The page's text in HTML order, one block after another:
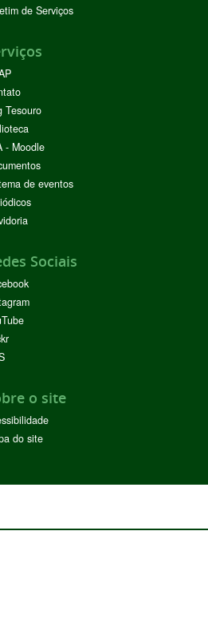
de Serviços
Tesouro
- Moodle
de eventos
Sociais
o site
do site